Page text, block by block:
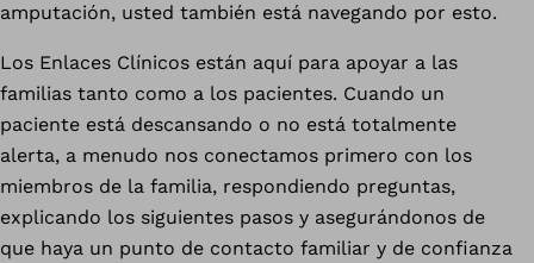
amputación, usted también está navegando por esto.
Los Enlaces Clínicos están aquí para apoyar a las
familias tanto como a los pacientes. Cuando un
paciente está descansando o no está totalmente
alerta, a menudo nos conectamos primero con los
miembros de la familia, respondiendo preguntas,
explicando los siguientes pasos y asegurándonos de
que haya un punto de contacto familiar y de confianza